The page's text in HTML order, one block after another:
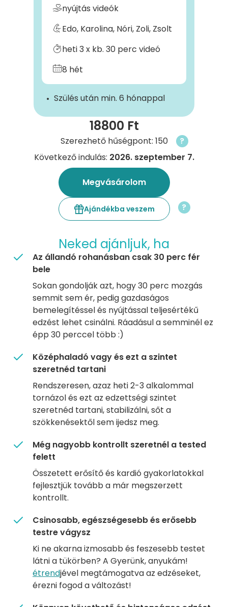
nyújtás videók
Edo, Karolina, Nóri, Zoli, Zsolt
heti 3 x kb. 30 perc videó
8 hét
Szülés után min. 6 hónappal
18800 Ft
Szerezhető hűségpont: 150
?
Következő indulás: 2026. szeptember 7.
Megvásárolom
Ajándékba veszem ?
Neked ajánljuk, ha
Az állandó rohanásban csak 30 perc fér
bele
Sokan gondolják azt, hogy 30 perc mozgás
semmit sem ér, pedig gazdaságos
bemelegítéssel és nyújtással teljesértékű
edzést lehet csinálni. Ráadásul a semminél ez
épp 30 perccel több :)
Középhaladó vagy és ezt a szintet
szeretnéd tartani
Rendszeresen, azaz heti 2-3 alkalommal
tornázol és ezt az edzettségi szintet
szeretnéd tartani, stabilizálni, sőt a
szökkenésektől sem ijedsz meg.
Még nagyobb kontrollt szeretnél a tested
felett
Összetett erősítő és kardió gyakorlatokkal
fejlesztjük tovább a már megszerzett
kontrollt.
Csinosabb, egészségesebb és erősebb
testre vágysz
Ki ne akarna izmosabb és feszesebb testet
látni a tükörben? A Gyerünk, anyukám!
étrendjével megtámogatva az edzéseket,
érezni fogod a változást!